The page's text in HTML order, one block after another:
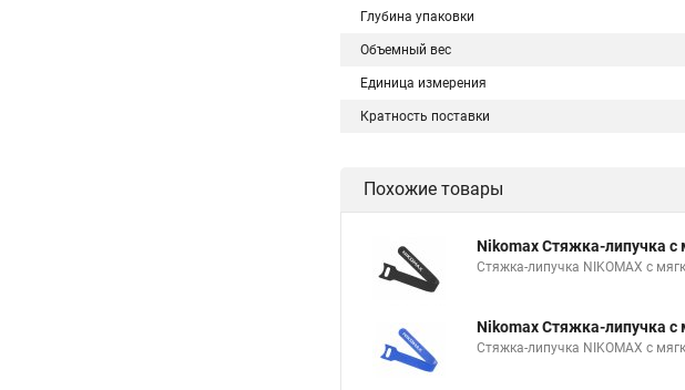
Глубина упаковки
Объемный вес
Единица измерения
Кратность поставки
Похожие товары
Nikomax Стяжка-липучка с
Стяжка-липучка NIKOMAX с
Nikomax Стяжка-липучка с
Стяжка-липучка NIKOMAX с